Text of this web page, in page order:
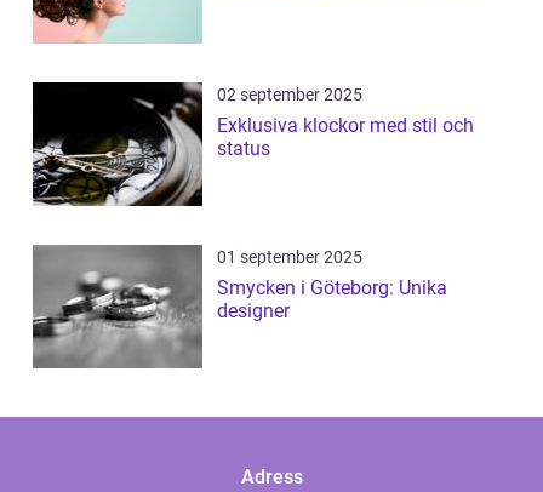
02 september 2025
Exklusiva klockor med stil och
status
01 september 2025
Smycken i Göteborg: Unika
designer
Adress